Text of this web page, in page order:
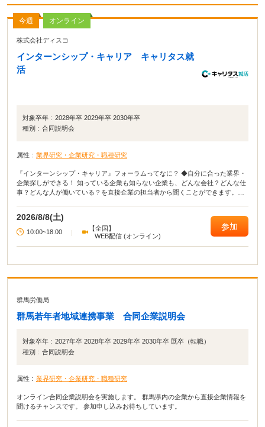
今週 オンライン
株式会社ディスコ
インターンシップ・キャリア キャリタス就
活
対象卒年 : 2028年卒 2029年卒 2030年卒
種別 : 合同説明会
属性 : 業界研究・企業研究・職種研究
『インターンシップ・キャリア』フォーラムってなに？ ◆自分に合った業界・
企業探しができる！ 知っている企業も知らない企業も、どんな会社？どんな仕
事？どんな人が働いている？を直接企業の担当者から聞くことができます。
2026/8/8(土)
10:00~18:00 |
【全国】
WEB配信 (オンライン)
参加
群馬労働局
群馬若年者地域連携事業 合同企業説明会
対象卒年 : 2027年卒 2028年卒 2029年卒 2030年卒 既卒（転職）
種別 : 合同説明会
属性 : 業界研究・企業研究・職種研究
オンライン合同企業説明会を実施します。 群馬県内の企業から直接企業情報を
聞けるチャンスです。 参加申し込みお待ちしています。